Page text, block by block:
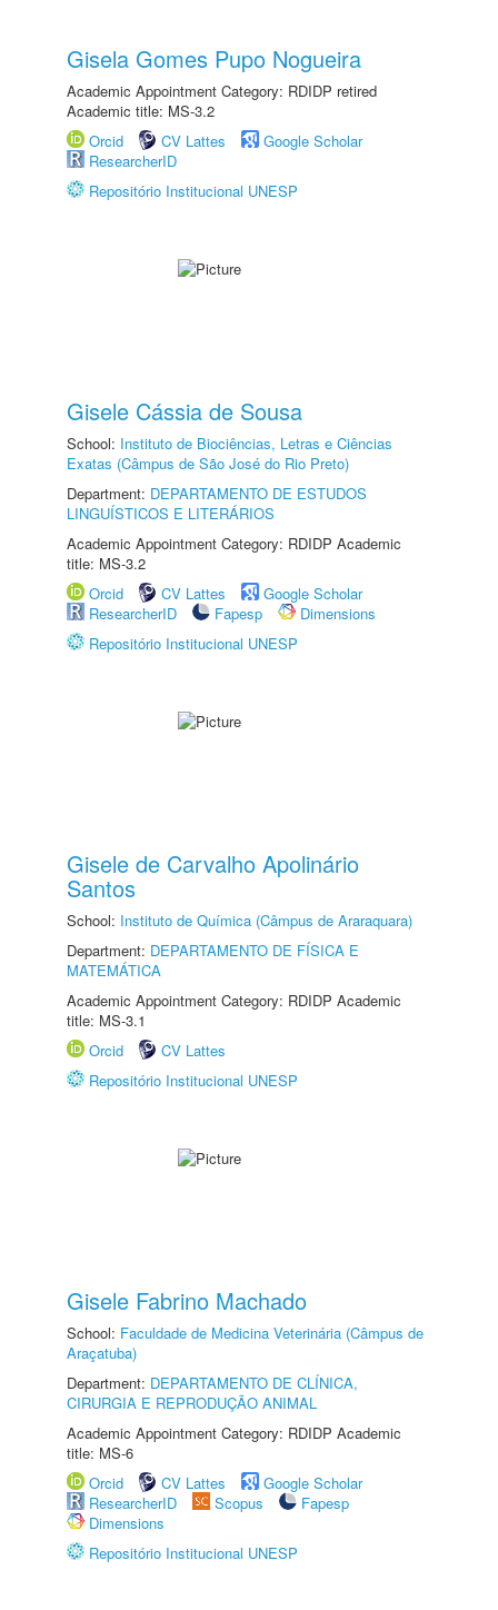
Gisela Gomes Pupo Nogueira
Academic Appointment Category: RDIDP retired
Academic title: MS-3.2
Orcid
CV Lattes
Google Scholar
ResearcherID
Repositório Institucional UNESP
Gisele Cássia de Sousa
School: Instituto de Biociências, Letras e Ciências
Exatas (Câmpus de São José do Rio Preto)
Department: DEPARTAMENTO DE ESTUDOS
LINGUÍSTICOS E LITERÁRIOS
Academic Appointment Category: RDIDP Academic
title: MS-3.2
Orcid
CV Lattes
Google Scholar
ResearcherID
Fapesp
Dimensions
Repositório Institucional UNESP
Gisele de Carvalho Apolinário
Santos
School: Instituto de Química (Câmpus de Araraquara)
Department: DEPARTAMENTO DE FÍSICA E
MATEMÁTICA
Academic Appointment Category: RDIDP Academic
title: MS-3.1
Orcid
CV Lattes
Repositório Institucional UNESP
Gisele Fabrino Machado
School: Faculdade de Medicina Veterinária (Câmpus de
Araçatuba)
Department: DEPARTAMENTO DE CLÍNICA,
CIRURGIA E REPRODUÇÃO ANIMAL
Academic Appointment Category: RDIDP Academic
title: MS-6
Orcid
CV Lattes
Google Scholar
ResearcherID
Scopus
Fapesp
Dimensions
Repositório Institucional UNESP